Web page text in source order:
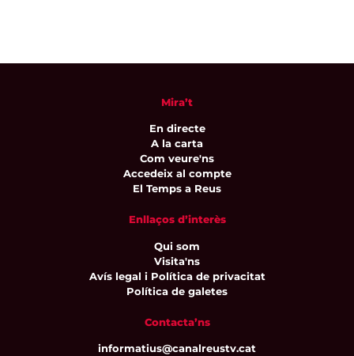
Mira’t
En directe
A la carta
Com veure'ns
Accedeix al compte
El Temps a Reus
Enllaços d’interès
Qui som
Visita'ns
Avís legal i Política de privacitat
Política de galetes
Contacta’ns
informatius@canalreustv.cat